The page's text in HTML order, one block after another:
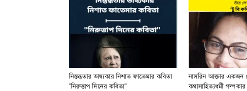
নিস্তব্ধতার ভাষ্যকার নিশাত ফাতেমার কবিতা
”নিরুত্তাপ দিনের কবিতা”
নাসরিন আক্তার একজন
কথাসাহিত্যধর্মী